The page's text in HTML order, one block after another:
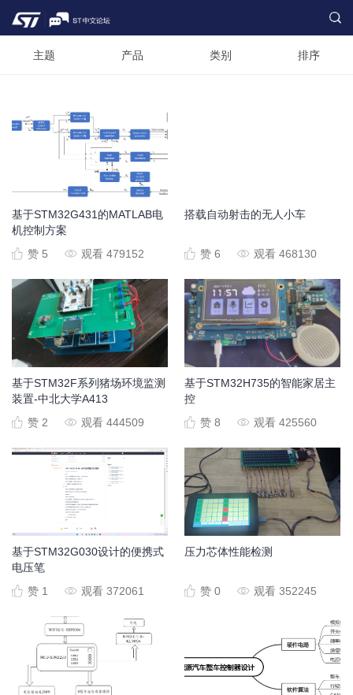
主题 产品 类别 排序
基于STM32G431的MATLAB电
机控制方案
赞 5
观看 479152
搭载自动射击的无人小车
赞 6 观看 468130
基于STM32F系列猪场环境监测
装置-中北大学A413
赞 2
观看 444509
基于STM32H735的智能家居主
控
赞 8
观看 425560
基于STM32G030设计的便携式
电压笔
赞 1
观看 372061
压力芯体性能检测
赞 0 观看 352245